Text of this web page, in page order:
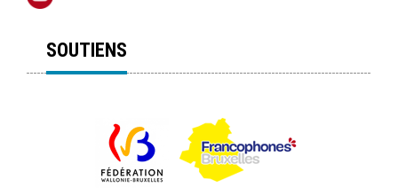
SOUTIENS